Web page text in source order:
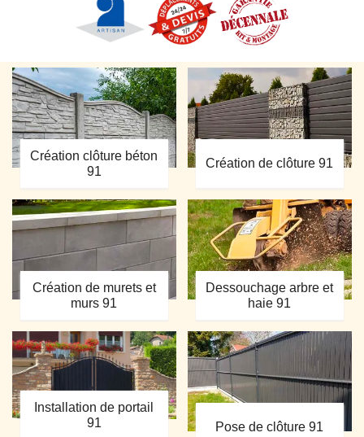
Création clôture béton
91
Création de clôture 91
Création de murets et
murs 91
Dessouchage arbre et
haie 91
Installation de portail
91
Pose de clôture 91